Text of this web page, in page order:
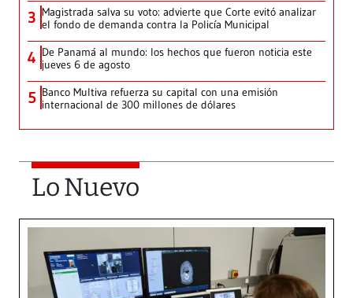
3 Magistrada salva su voto: advierte que Corte evitó analizar
el fondo de demanda contra la Policía Municipal
4 De Panamá al mundo: los hechos que fueron noticia este
jueves 6 de agosto
5 Banco Multiva refuerza su capital con una emisión
internacional de 300 millones de dólares
Lo Nuevo